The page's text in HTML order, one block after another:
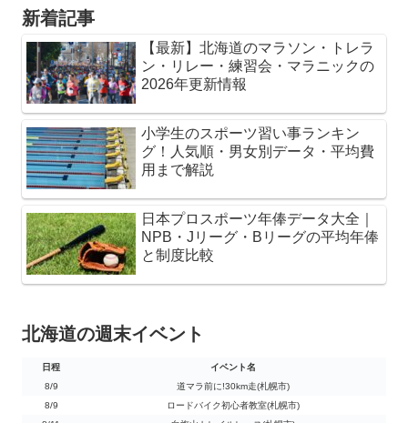
新着記事
【最新】北海道のマラソン・トレラ
ン・リレー・練習会・マラニックの
2026年更新情報
小学生のスポーツ習い事ランキン
グ！人気順・男女別データ・平均費
用まで解説
日本プロスポーツ年俸データ大全｜
NPB・Jリーグ・Bリーグの平均年俸
と制度比較
北海道の週末イベント
日程
イベント名
日程
イベント名
8/9
道マラ前に!30km走(札幌市)
8/9
ロードバイク初心者教室(札幌市)